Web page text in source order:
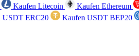
Kaufen Litecoin Kaufen Ethereum
USDT ERC20 Kaufen USDT BEP20